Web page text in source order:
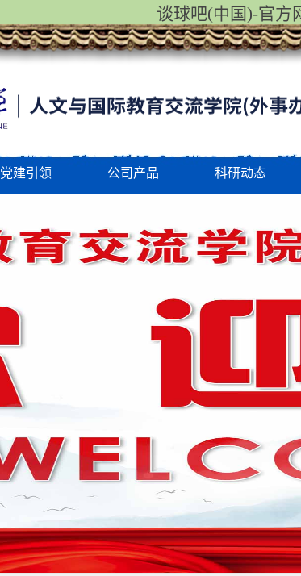
谈球吧(中国)-官方
党建引领 公司产品 科研动态